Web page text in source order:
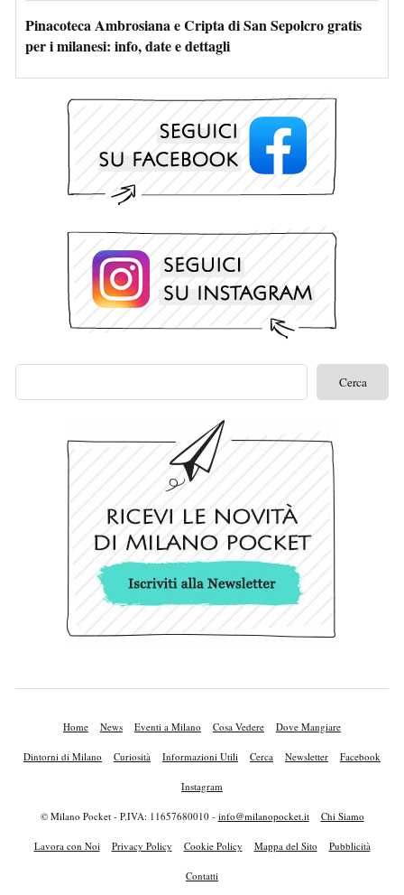
Pinacoteca Ambrosiana e Cripta di San Sepolcro gratis
per i milanesi: info, date e dettagli
Home News Eventi a Milano Cosa Vedere Dove Mangiare
Dintorni di Milano Curiosità Informazioni Utili Cerca Newsletter Facebook
Instagram
© Milano Pocket - P.IVA: 11657680010 - info@milanopocket.it Chi Siamo
Lavora con Noi Privacy Policy Cookie Policy Mappa del Sito Pubblicità
Contatti